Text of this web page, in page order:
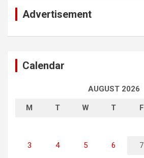
Advertisement
Calendar
AUGUST 2026
M T W T F
3 4 5 6 7